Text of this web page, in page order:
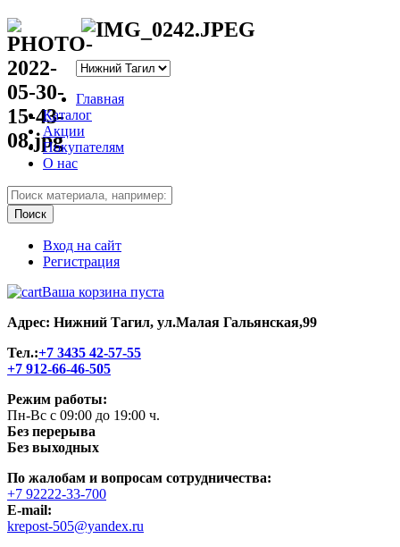
Главная
Каталог
Акции
Покупателям
О нас
Вход на сайт
Регистрация
Ваша корзина пуста
Адрес: Нижний Тагил, ул.Малая Гальянская,99
Тел.:+7 3435 42-57-55
+7 912-66-46-505
Режим работы:
Пн-Вс с 09:00 до 19:00 ч.
Без перерыва
Без выходных
По жалобам и вопросам сотрудничества:
+7 92222-33-700
E-mail:
krepost-505@yandex.ru